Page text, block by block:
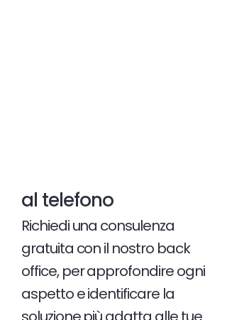
al telefono
Richiedi una consulenza
gratuita con il nostro back
office, per approfondire ogni
aspetto e identificare la